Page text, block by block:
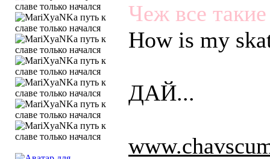
Чеж все
How is my
ДАЙ...